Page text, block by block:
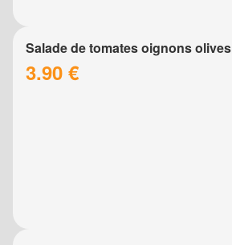
Salade de tomates oignons olives
3.90 €